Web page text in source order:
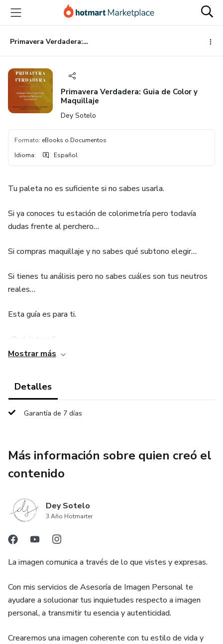
principal
página
de
página
Primavera Verdadera: Guia de Color y Maquillaje
Primavera Verdadera: Guia de Color y
Maquillaje
Dey Sotelo
Formato: eBooks o Documentos
Idioma: Español
Tu paleta no es suficiente si no sabes usarla.
Si ya conoces tu estación de colorimetría pero todavía
dudas frente al perchero…
Si compras maquillaje y no sabes qué subtono elegir…
Si tienes tu análisis pero no sabes cuáles son tus neutros
reales…
Esta guía es para ti.
¿Qué incluye?
✔ Neutros estratégicos para construir tu clóset
✔ Tonos complementarios para salir de tu zona de confort
✔ Recomendaciones específicas de maquillaje
✔ Guía de tonos de cabello
✔ Página “Cómo usar esta guía en tienda” paso a paso
¿Para quién es?
Mostrar más
Detalles
Garantía de 7 días
Más información sobre quien creó el
contenido
Dey Sotelo
3 Año Hotmarter
La imagen comunica a través de lo que vistes y expresas.
Con mis servicios de Asesoría de Imagen Personal te
ayudare a solucionar tus inquietudes respecto a imagen
personal, a transmitir tu esencia y autenticidad.
Crearemos una imagen coherente con tu estilo de vida y